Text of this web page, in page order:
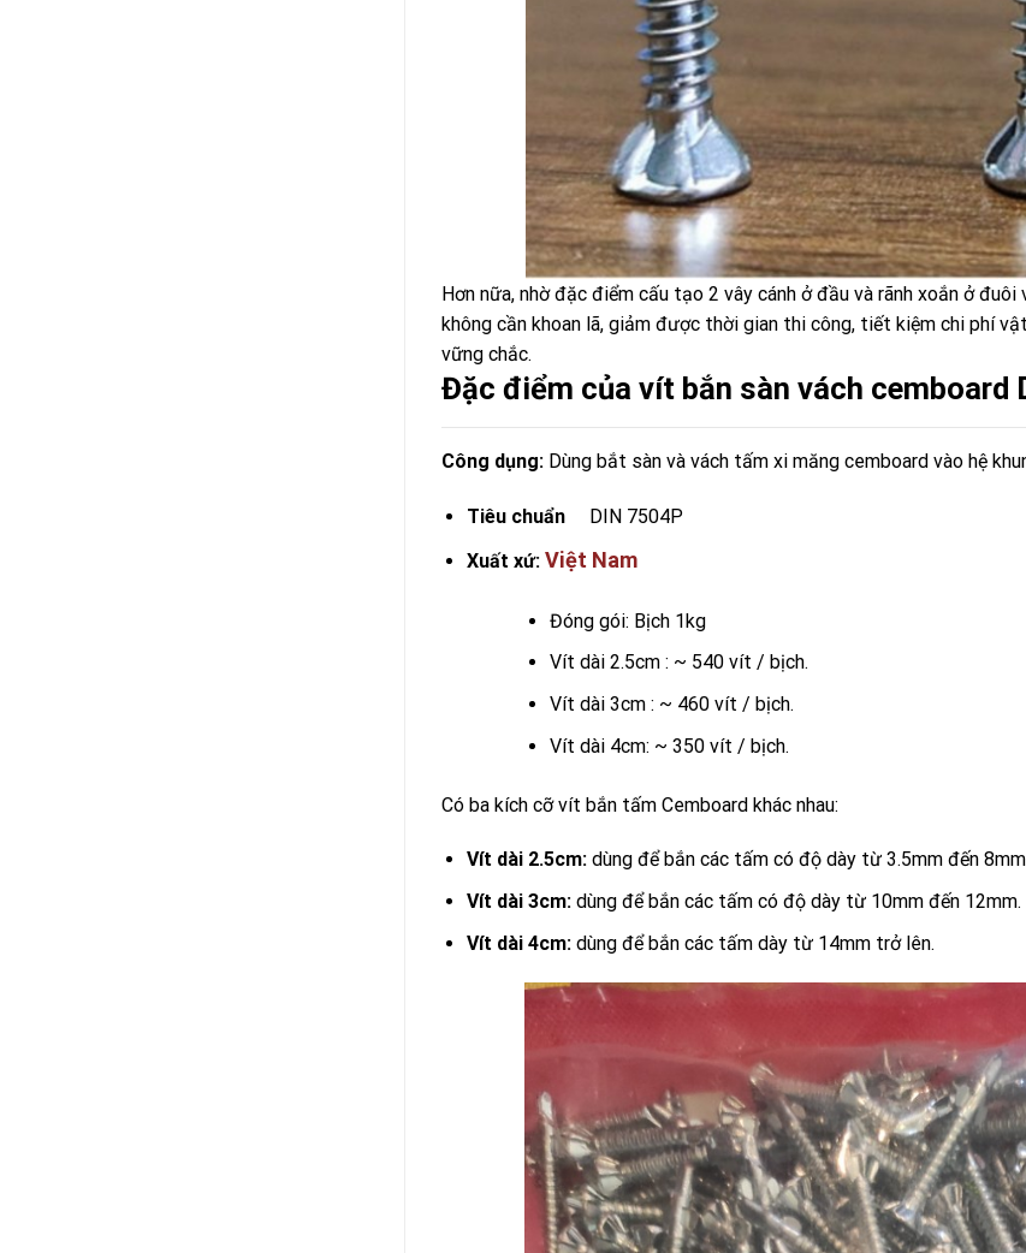
Hơn nữa, nhờ đặc điểm cấu tạo 2 vây cánh ở đầu và rãnh xoắn ở
không cần khoan lã, giảm được thời gian thi công, tiết kiệm chi phí
vững chắc.
Đặc điểm của vít bắn sàn vách cemboard
Công dụng: Dùng bắt sàn và vách tấm xi măng cemboard vào hệ
Tiêu chuẩnDIN 7504P
Xuất xứ: Việt Nam
Đóng gói: Bịch 1kg
Vít dài 2.5cm : ~ 540 vít / bịch.
Vít dài 3cm : ~ 460 vít / bịch.
Vít dài 4cm: ~ 350 vít / bịch.
Có ba kích cỡ vít bắn tấm Cemboard khác nhau:
Vít dài 2.5cm:dùng để bắn các tấm có độ dày từ 3.5mm đến
Vít dài 3cm:dùng để bắn các tấm có độ dày từ 10mm đến 12mm.
Vít dài 4cm:dùng để bắn các tấm dày từ 14mm trở lên.